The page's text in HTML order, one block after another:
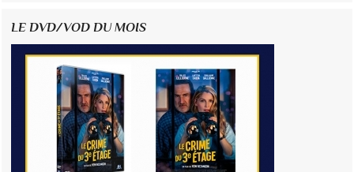
LE DVD/VOD DU MOIS